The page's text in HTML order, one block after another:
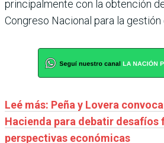
principalmente con la obtención
Congreso Nacional para la gestión
Leé más: Peña y Lovera
Hacienda para debatir desafíos
perspectivas económicas